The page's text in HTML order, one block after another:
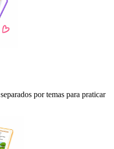
por temas para praticar